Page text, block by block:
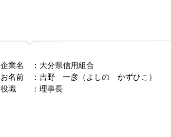
企業名
大分県信用組合
お名前
吉野 一彦（よしの かずひこ）
役職
理事長